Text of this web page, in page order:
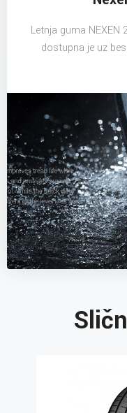
Letnja guma NEXEN
dostupna je uz